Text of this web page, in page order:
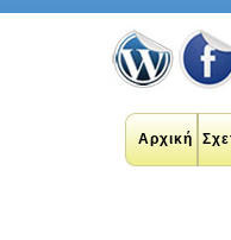
Αρχική